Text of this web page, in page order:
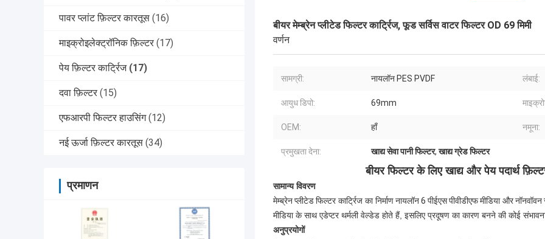
पावर प्लांट फ़िल्टर कारतूस (16)
माइक्रोइलेक्ट्रॉनिक फ़िल्टर (17)
पेय फ़िल्टर कार्ट्रिज (17)
दवा फ़िल्टर (15)
एफआरपी फिल्टर हाउसिंग (12)
नई ऊर्जा फ़िल्टर कारतूस (34)
प्रमाणन
बीयर मेम्ब्रेन प्लीटेड फिल्टर कार्ट्रिज, फूड सर्विस वाटर फिल्टर OD 69 मिमी
वर्णन
सामग्री: नायलॉन PES PVDF लंबाई:
आयुध डिपो: 69mm
OEM: हाँ नमूना:
प्रमुखता देना: खाद्य सेवा पानी फिल्टर,खाद्य ग्रेड फिल्टर
बीयर फिल्टर के लिए खाद्य और पेय पदार्थ
सामान्य विवरण
मेम्ब्रेनप्लीटेडफिल्टर कार्ट्रिज का निर्माणनायलॉन 6 पीईएस पीवीडीएफमीडिया औरनॉनवॉवन
मीडिया के साथ एडेप्टर थर्मली वेल्डेड होते हैं, इसलिए प्रदूषण का कारण बनने की कोई
अनुप्रयोगों